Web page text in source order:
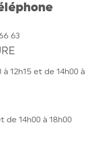
63
12h15 et de 14h00 à
de 14h00 à 18h00